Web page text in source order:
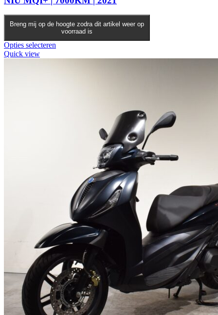
Breng mij op de hoogte zodra dit artikel weer op
voorraad is
Opties selecteren
Quick view